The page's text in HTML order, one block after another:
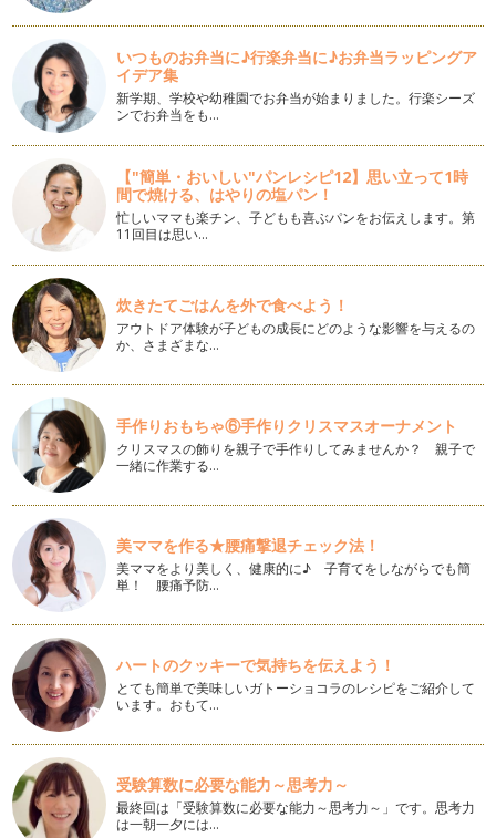
簡単で可愛い雪だるまのお弁当！
初雪の季節になりました！ 大人は雪が降ると大変～と思いま
すが…
簡単で可愛いクリスマスのブーツ！
クリスマスが近づいてきました。 今日はプレゼントを入れる
赤い…
保温庫の季節におすすめのお弁当！
急に気温も下がり冬らしくなってきましたね。 この時期幼稚
園で…
クリスマスに作りたいお弁当♪
街も華やかになるこの季節に お弁当もクリスマスらしいもの
を作…
可愛いどんぐりのお弁当！
秋の遠足の季節に 可愛いどんぐりのお弁当をつくってみませ
んか？ …
運動会のお弁当におすすめ！
秋の行楽シーズン！ 運動会や遠足などでお弁当を作る機会も
多いかと思います。 一つ入…
ハロウィンの簡単デコ弁当！
１０月に入ると作りたくなるのがハロウィンのデコ弁当です。
…
子どもが喜ぶ！乗り物のお弁当♪
子どもが喜ぶおにぎりの一つに パトカーのおにぎりが…
初心者にも作りやすい！うさぎさんのお弁当♪
新学期も始まりお弁当作りがスタートした方もいらっしゃると
思います。 今日…
くるっと巻くだけ！可愛いハムのお花の作り方
お弁当のちょっとした隙間などに入っていると華やかになるハ
ムのお花！ &n…
いつものお弁当に♪行楽弁当に♪お弁当ラッピングア
イデア集
新学期、学校や幼稚園でお弁当が始まりました。行楽シーズ
ンでお弁当をも…
【"簡単・おいしい"パンレシピ12】思い立って1時
間で焼ける、はやりの塩パン！
忙しいママも楽チン、子どもも喜ぶパンをお伝えします。第
11回目は思い…
炊きたてごはんを外で食べよう！
アウトドア体験が子どもの成長にどのような影響を与えるの
か、さまざまな…
手作りおもちゃ⑥手作りクリスマスオーナメント
クリスマスの飾りを親子で手作りしてみませんか？ 親子で
一緒に作業する…
美ママを作る★腰痛撃退チェック法！
美ママをより美しく、健康的に♪ 子育てをしながらでも簡
単！ 腰痛予防…
ハートのクッキーで気持ちを伝えよう！
とても簡単で美味しいガトーショコラのレシピをご紹介して
います。おもて…
受験算数に必要な能力～思考力～
最終回は「受験算数に必要な能力～思考力～」です。思考力
は一朝一夕には…